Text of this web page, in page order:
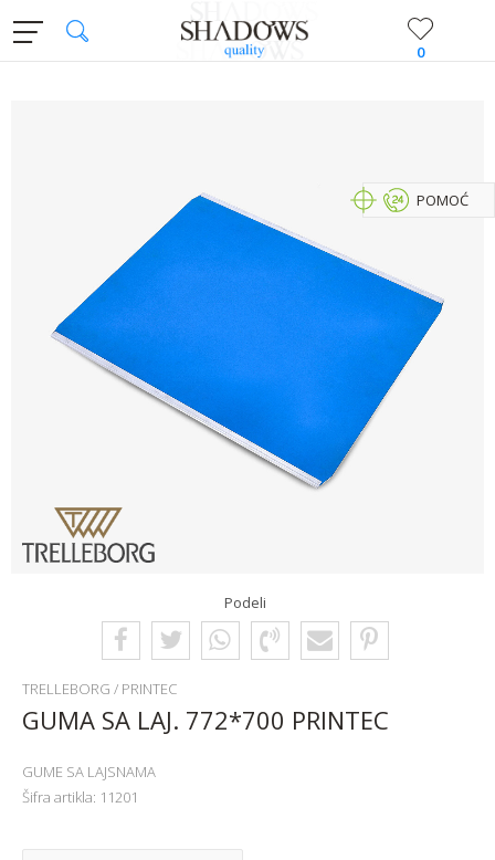
0
Podeli
TRELLEBORG / PRINTEC
GUMA SA LAJ. 772*700 PRINTEC
GUME SA LAJSNAMA
Šifra artikla: 11201
POMOĆ